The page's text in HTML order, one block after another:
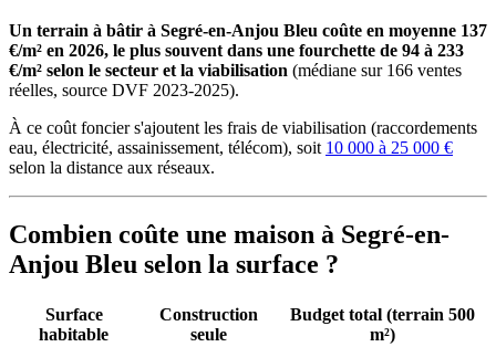
Un terrain à bâtir à Segré-en-Anjou Bleu coûte en moyenne 137
€/m² en 2026, le plus souvent dans une fourchette de 94 à 233
€/m² selon le secteur et la viabilisation (médiane sur 166 ventes
réelles, source DVF 2023-2025).
À ce coût foncier s'ajoutent les frais de viabilisation (raccordements
eau, électricité, assainissement, télécom), soit 10 000 à 25 000 €
selon la distance aux réseaux.
Combien coûte une maison à Segré-en-
Anjou Bleu selon la surface ?
Surface
habitable
Construction
seule
Budget total (terrain 500
m²)